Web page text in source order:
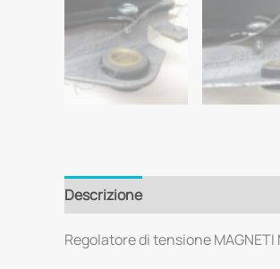
Descrizione
Regolatore di tensione MAGNETI